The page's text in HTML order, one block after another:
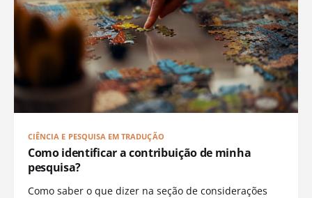
CIÊNCIA E PESQUISA EM TRADUÇÃO
Como identificar a contribuição de minha
pesquisa?
Como saber o que dizer na seção de considerações